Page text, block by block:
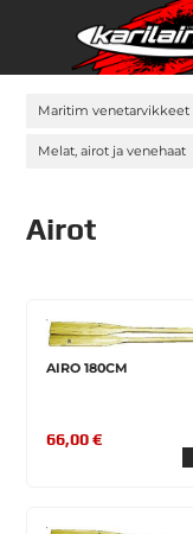
Maritim venetarvikkeet
Melat, airot ja venehaat
Airot
AIRO 180CM
66,00 €